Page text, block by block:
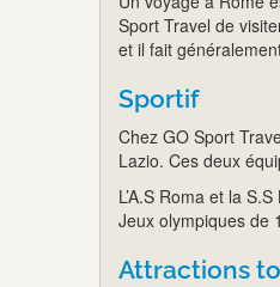
Sport Travel de
et il fait
Sportif
Chez GO Sport
Lazio. Ces deux
L’A.S Roma et la
Jeux olympiques de
Attractions